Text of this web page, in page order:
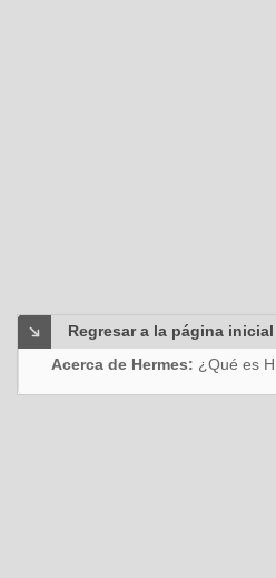
Regresar a la página inicial
Acerca de Hermes: ¿Qué es